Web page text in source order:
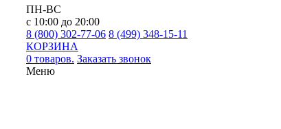
ПН-ВС
с 10:00 до 20:00
8 (800) 302-77-06 8 (499) 348-15-11
КОРЗИНА
0 товаров. Заказать звонок
Меню